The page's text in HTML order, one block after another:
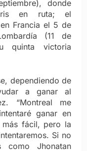
donde
en ruta; el
Francia el 5 de
(11 de
quinta victoria
dependiendo de
a ganar al
“Montreal me
ganar en
más fácil, pero la
Si no
como Jhonatan